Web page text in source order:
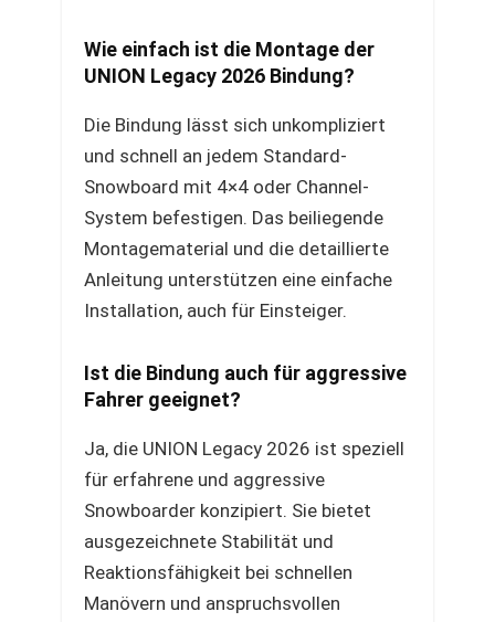
Wie einfach ist die Montage der
UNION Legacy 2026 Bindung?
Die Bindung lässt sich unkompliziert
und schnell an jedem Standard-
Snowboard mit 4×4 oder Channel-
System befestigen. Das beiliegende
Montagematerial und die detaillierte
Anleitung unterstützen eine einfache
Installation, auch für Einsteiger.
Ist die Bindung auch für aggressive
Fahrer geeignet?
Ja, die UNION Legacy 2026 ist speziell
für erfahrene und aggressive
Snowboarder konzipiert. Sie bietet
ausgezeichnete Stabilität und
Reaktionsfähigkeit bei schnellen
Manövern und anspruchsvollen